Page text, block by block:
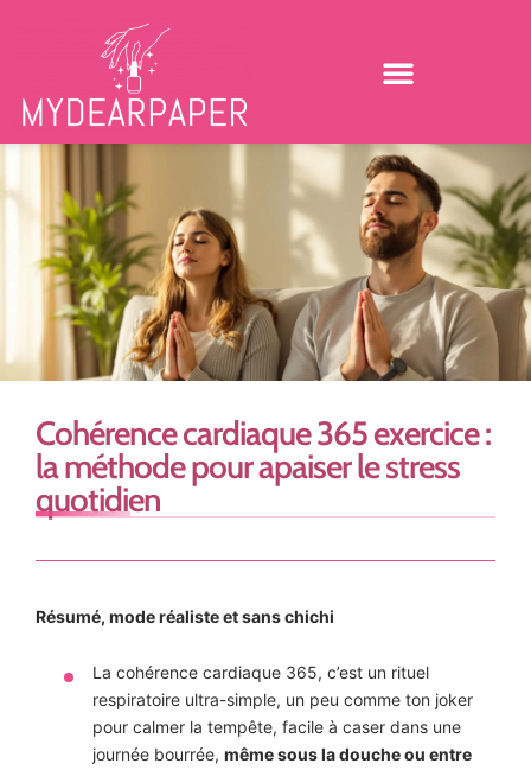
Cohérence cardiaque 365 exercice :
la méthode pour apaiser le stress
quotidien
Résumé, mode réaliste et sans chichi
La cohérence cardiaque 365, c’est un rituel
respiratoire ultra-simple, un peu comme ton joker
pour calmer la tempête, facile à caser dans une
journée bourrée, même sous la douche ou entre